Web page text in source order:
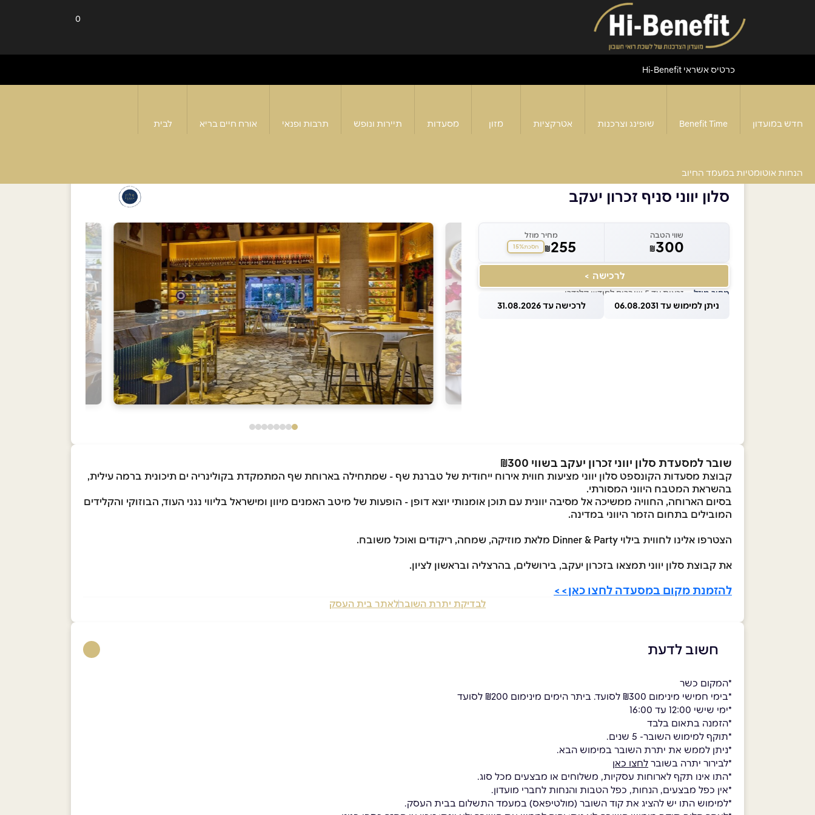
0
כרטיס אשראי Hi-Benefit
חדש במועדון Benefit Time שופינג וצרכנות אטרקציות מזון מסעדות תיירות ונופש תרבות ופנאי אורח חיים בריא לבית
הנחות אוטומטיות במעמד החיוב
סלון יווני סניף זכרון יעקב
שווי הטבה
₪300
מחיר מוזל
₪255 חסכת15%
לרכישה >
מחיר מוזל — זכאות עד 5 שוברים לחודש קלנדרי
ניתן למימוש עד 06.08.2031 לרכישה עד 31.08.2026
שובר למסעדת סלון יווני זכרון יעקב בשווי ₪300
קבוצת מסעדות הקונספט סלון יווני מציעות חווית אירוח ייחודית של טברנת שף - שמתחילה בארוחת שף המתמקדת בקולינריה ים תיכונית ברמה עילית,
בהשראת המטבח היווני המסורתי.
בסיום הארוחה, החוויה ממשיכה אל מסיבה יוונית עם תוכן אומנותי יוצא דופן - הופעות של מיטב האמנים מיוון ומישראל בליווי נגני העוד, הבוזוקי והקלידים
המובילים בתחום הזמר היווני במדינה.
הצטרפו אלינו לחווית בילוי Dinner & Party מלאת מוזיקה, שמחה, ריקודים ואוכל משובח.
את קבוצת סלון יווני תמצאו בזכרון יעקב, בירושלים, בהרצליה ובראשון לציון.
להזמנת מקום במסעדה לחצו כאן>>
לבדיקת יתרת השוברלאתר בית העסק
חשוב לדעת
*המקום כשר
*בימי חמישי מינימום ₪300 לסועד. ביתר הימים מינימום ₪200 לסועד
*ימי שישי 12:00 עד 16:00
*הזמנה בתאום בלבד
*תוקף למימוש השובר- 5 שנים.
*ניתן לממש את יתרת השובר במימוש הבא.
*לבירור יתרה בשובר לחצו כאן
*התו אינו תקף לארוחות עסקיות, משלוחים או מבצעים מכל סוג.
*אין כפל מבצעים, הנחות, כפל הטבות והנחות לחברי מועדון.
*למימוש התו יש להציג את קוד השובר (מולטיפאס) במעמד התשלום בבית העסק.